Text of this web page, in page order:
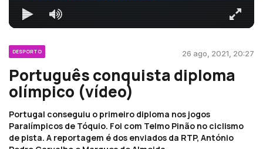
DESPORTO 26 ago, 2021, 20:27
Português conquista diploma
olímpico (vídeo)
Portugal conseguiu o primeiro diploma nos jogos
Paralímpicos de Tóquio. Foi com Telmo Pinão no ciclismo
de pista. A reportagem é dos enviados da RTP, António